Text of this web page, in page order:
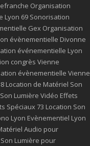
Organisation
Lyon 69 Sonorisation
Gex Organisation
évènementielle Divonne
événementielle Lyon
congrès Vienne
évènementielle Vienne
Location de Matériel Son
Lumière Vidéo Effets
Spéciaux 73 Location Son
Lyon Evènementiel Lyon
Audio pour
Lumière pour